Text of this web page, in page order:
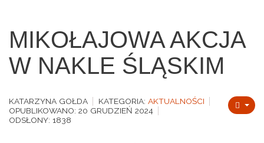
MIKOŁAJOWA AKCJA
W NAKLE ŚLĄSKIM
KATARZYNA GOŁDA KATEGORIA: AKTUALNOŚCI
OPUBLIKOWANO: 20 GRUDZIEŃ 2024
ODSŁONY: 1838